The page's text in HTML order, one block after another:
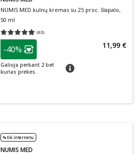
NUMIS MED kulnų kremas su 25 proc. šlapalo,
50 ml
(63)
Vidutinis įvertinimas 4.95
patarimas
Lojalumo klubo narių nuolaida
-40%
Galioja perkant 2 bet
kurias prekes.
patarimas
11,99 €
% tik internetu
NUMIS MED